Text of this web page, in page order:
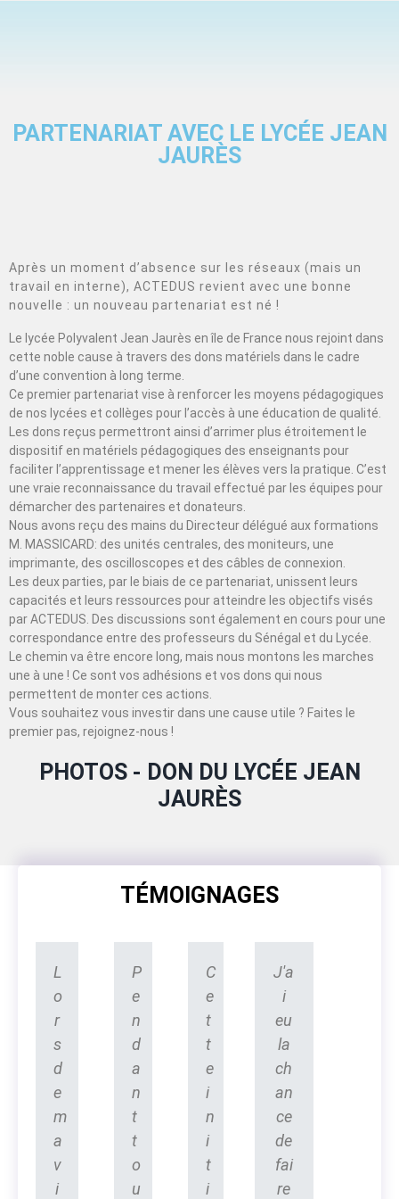
PARTENARIAT AVEC LE LYCÉE JEAN
JAURÈS
Après un moment d’absence sur les réseaux (mais un
travail en interne), ACTEDUS revient avec une bonne
nouvelle : un nouveau partenariat est né !
Le lycée Polyvalent Jean Jaurès en île de France nous rejoint dans
cette noble cause à travers des dons matériels dans le cadre
d’une convention à long terme.
Ce premier partenariat vise à renforcer les moyens pédagogiques
de nos lycées et collèges pour l’accès à une éducation de qualité.
Les dons reçus permettront ainsi d’arrimer plus étroitement le
dispositif en matériels pédagogiques des enseignants pour
faciliter l’apprentissage et mener les élèves vers la pratique. C’est
une vraie reconnaissance du travail effectué par les équipes pour
démarcher des partenaires et donateurs.
Nous avons reçu des mains du Directeur délégué aux formations
M. MASSICARD: des unités centrales, des moniteurs, une
imprimante, des oscilloscopes et des câbles de connexion.
Les deux parties, par le biais de ce partenariat, unissent leurs
capacités et leurs ressources pour atteindre les objectifs visés
par ACTEDUS. Des discussions sont également en cours pour une
correspondance entre des professeurs du Sénégal et du Lycée.
Le chemin va être encore long, mais nous montons les marches
une à une ! Ce sont vos adhésions et vos dons qui nous
permettent de monter ces actions.
Vous souhaitez vous investir dans une cause utile ? Faites le
premier pas, rejoignez-nous !
PHOTOS - DON DU LYCÉE JEAN
JAURÈS
TÉMOIGNAGES
L
o
r
s
d
e
m
a
v
i
P
e
n
d
a
n
t
t
o
u
C
e
t
t
e
i
n
i
t
i
J'a
i
eu
la
ch
an
ce
de
fai
re